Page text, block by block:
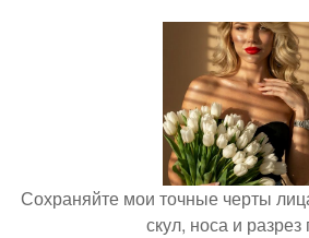
Сохраняйте мои точные черты
скул, носа и разрез